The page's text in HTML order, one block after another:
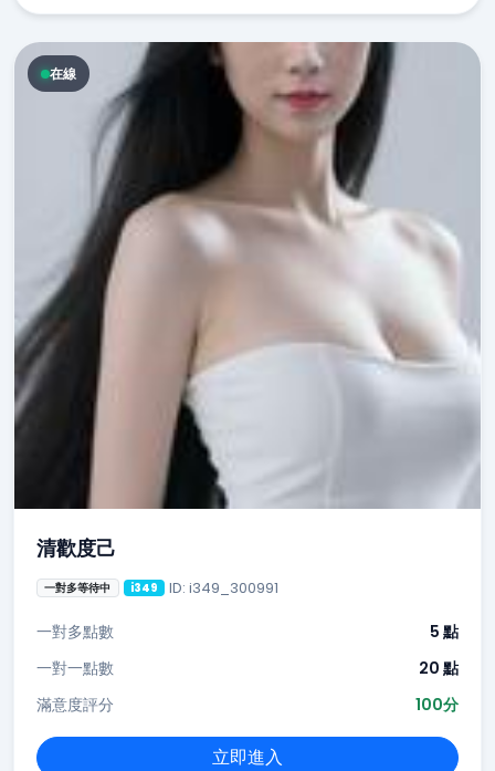
在線
清歡度己
一對多等待中 i349 ID: i349_300991
一對多點數
5 點
一對一點數
20 點
滿意度評分
100分
立即進入